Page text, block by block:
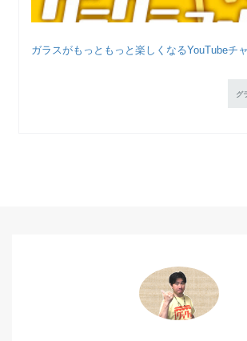
ガラスがもっともっと楽しくなるYouTubeチ
グ